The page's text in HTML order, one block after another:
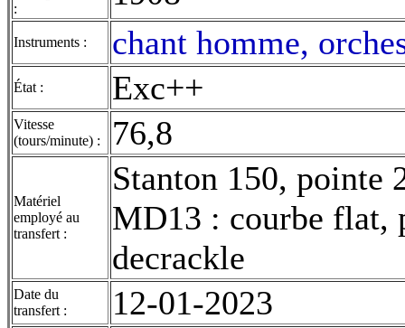
:
Instruments : chant homme,
État : Exc++
Vitesse
(tours/minute) :
76,8
Matériel
employé au
transfert :
Stanton 150, pointe
MD13 : courbe flat,
decrackle
Date du
transfert :
12-01-2023